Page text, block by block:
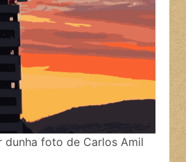
dunha foto de Carlos Amil